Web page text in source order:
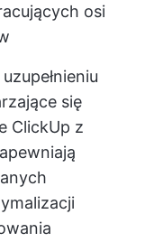
osi
się
ClickUp z